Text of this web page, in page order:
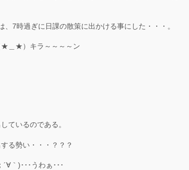
7時過ぎに日課の散策に出かける事にした・・・。
★＿★）キラ～～～～ン
ているのである。
る勢い・・・？？？
｀)･･･うわぁ･･･